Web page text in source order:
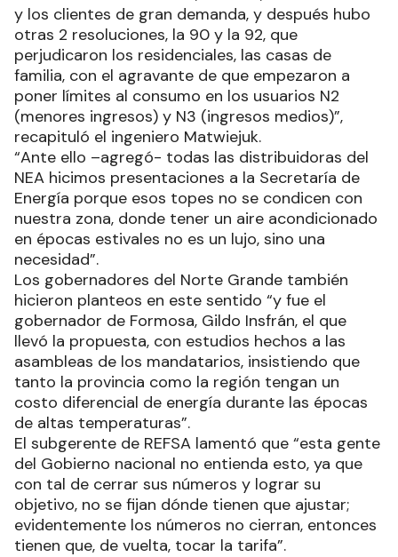
y los clientes de gran demanda, y después hubo
otras 2 resoluciones, la 90 y la 92, que
perjudicaron los residenciales, las casas de
familia, con el agravante de que empezaron a
poner límites al consumo en los usuarios N2
(menores ingresos) y N3 (ingresos medios)”,
recapituló el ingeniero Matwiejuk.
“Ante ello –agregó- todas las distribuidoras del
NEA hicimos presentaciones a la Secretaría de
Energía porque esos topes no se condicen con
nuestra zona, donde tener un aire acondicionado
en épocas estivales no es un lujo, sino una
necesidad”.
Los gobernadores del Norte Grande también
hicieron planteos en este sentido “y fue el
gobernador de Formosa, Gildo Insfrán, el que
llevó la propuesta, con estudios hechos a las
asambleas de los mandatarios, insistiendo que
tanto la provincia como la región tengan un
costo diferencial de energía durante las épocas
de altas temperaturas”.
El subgerente de REFSA lamentó que “esta gente
del Gobierno nacional no entienda esto, ya que
con tal de cerrar sus números y lograr su
objetivo, no se fijan dónde tienen que ajustar;
evidentemente los números no cierran, entonces
tienen que, de vuelta, tocar la tarifa”.